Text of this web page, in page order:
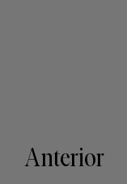
Anterior